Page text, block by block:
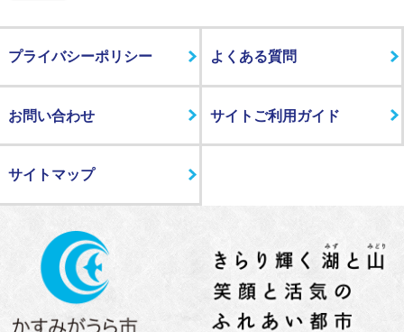
プライバシーポリシー よくある質問
お問い合わせ サイトご利用ガイド
サイトマップ